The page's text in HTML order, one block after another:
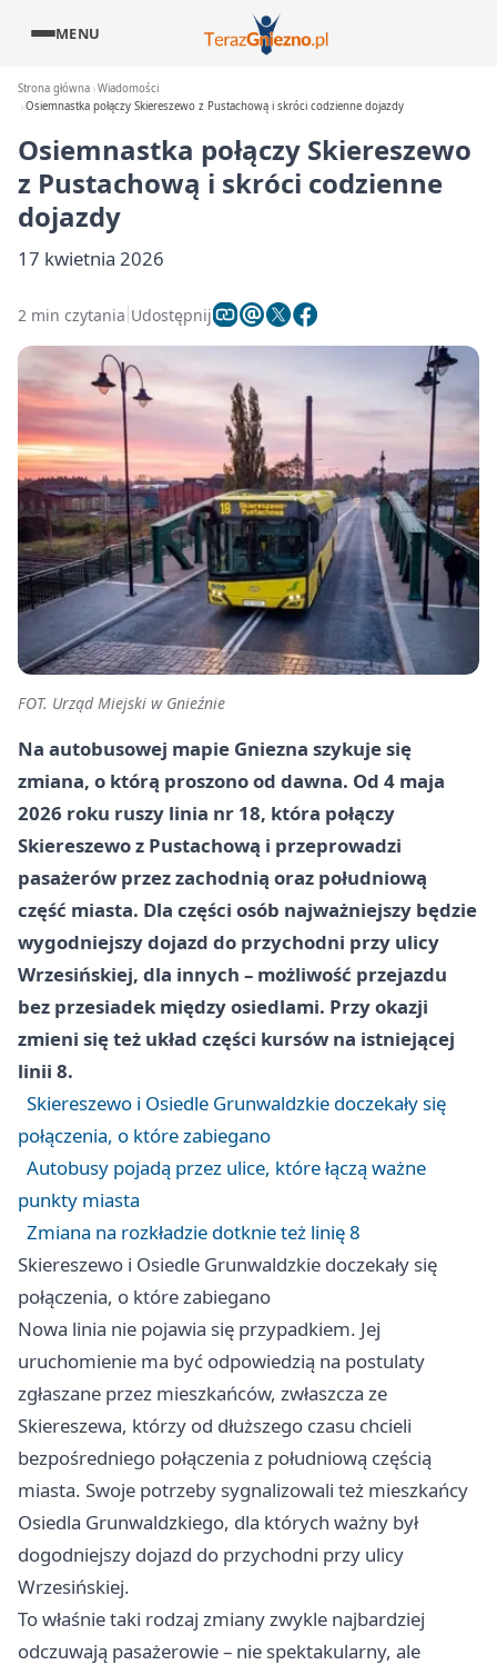
MENU
Strona główna Wiadomości
Osiemnastka połączy Skiereszewo z Pustachową i skróci codzienne dojazdy
Osiemnastka połączy Skiereszewo
z Pustachową i skróci codzienne
dojazdy
17 kwietnia 2026
2 min czytania Udostępnij
FOT. Urząd Miejski w Gnieźnie
Na autobusowej mapie Gniezna szykuje się
zmiana, o którą proszono od dawna. Od 4 maja
2026 roku ruszy linia nr 18, która połączy
Skiereszewo z Pustachową i przeprowadzi
pasażerów przez zachodnią oraz południową
część miasta. Dla części osób najważniejszy będzie
wygodniejszy dojazd do przychodni przy ulicy
Wrzesińskiej, dla innych – możliwość przejazdu
bez przesiadek między osiedlami. Przy okazji
zmieni się też układ części kursów na istniejącej
linii 8.
Skiereszewo i Osiedle Grunwaldzkie doczekały się
połączenia, o które zabiegano
Autobusy pojadą przez ulice, które łączą ważne
punkty miasta
Zmiana na rozkładzie dotknie też linię 8
Skiereszewo i Osiedle Grunwaldzkie doczekały się
połączenia, o które zabiegano
Nowa linia nie pojawia się przypadkiem. Jej
uruchomienie ma być odpowiedzią na postulaty
zgłaszane przez mieszkańców, zwłaszcza ze
Skiereszewa, którzy od dłuższego czasu chcieli
bezpośredniego połączenia z południową częścią
miasta. Swoje potrzeby sygnalizowali też mieszkańcy
Osiedla Grunwaldzkiego, dla których ważny był
dogodniejszy dojazd do przychodni przy ulicy
Wrzesińskiej.
To właśnie taki rodzaj zmiany zwykle najbardziej
odczuwają pasażerowie – nie spektakularny, ale